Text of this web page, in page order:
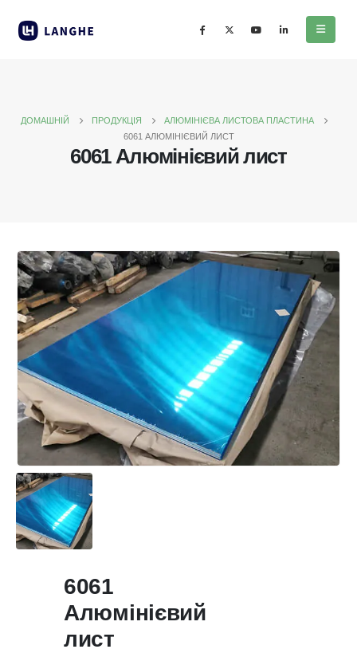
ДОМАШНІЙ ПРОДУКЦІЯ
АЛЮМІНІЄВА ЛИСТОВА ПЛАСТИНА
6061 АЛЮМІНІЄВИЙ ЛИСТ
6061 Алюмінієвий лист
6061
Алюмінієвий
лист